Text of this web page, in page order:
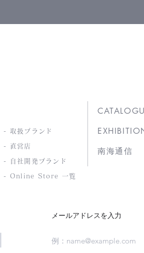
- Online Store 一覧
- 自社開発ブランド
- 直営店
- 取扱ブランド
南海通信
メールアドレスを入力